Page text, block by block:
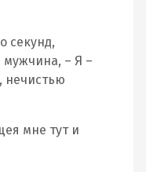
секунд,
мужчина, – Я –
нечистью
мне тут и